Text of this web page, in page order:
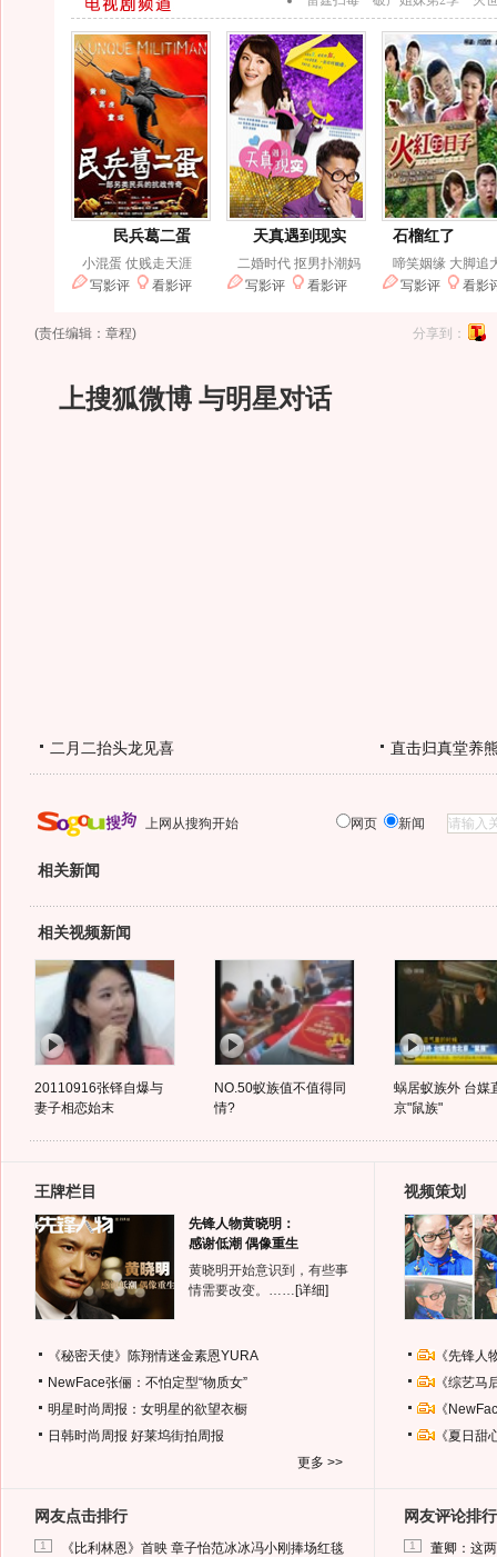
(责任编辑：章程) 分享到：
上搜狐微博 与明星对话
二月二抬头龙见喜 直击归真堂养
上网从搜狗开始 网页 新闻
相关新闻
相关视频新闻
20110916张铎自爆与
妻子相恋始末
NO.50蚁族值不值得同
情?
蜗居蚁族外 台媒
京"鼠族"
王牌栏目
先锋人物黄晓明：
感谢低潮 偶像重生
黄晓明开始意识到，有些事
情需要改变。…… [详细]
《秘密天使》陈翔情迷金素恩YURA
NewFace张俪：不怕定型“物质女”
明星时尚周报：女明星的欲望衣橱
日韩时尚周报 好莱坞街拍周报
更多 >>
视频策划
《先锋
《综艺
《
《夏日
网友点击排行
1 《比利林恩》首映 章子怡范冰冰冯小刚捧场红毯
网友评论排行
1 董卿：这